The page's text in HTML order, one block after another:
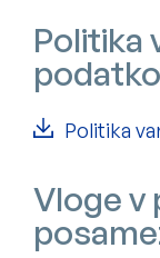
Politika
Politika
Vloge v